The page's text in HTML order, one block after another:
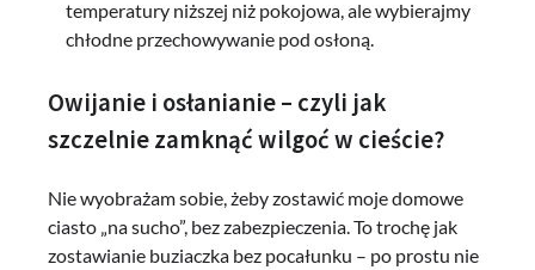
temperatury niższej niż pokojowa, ale wybierajmy
chłodne przechowywanie pod osłoną.
Owijanie i osłanianie – czyli jak
szczelnie zamknąć wilgoć w cieście?
Nie wyobrażam sobie, żeby zostawić moje domowe
ciasto „na sucho”, bez zabezpieczenia. To trochę jak
zostawianie buziaczka bez pocałunku – po prostu nie